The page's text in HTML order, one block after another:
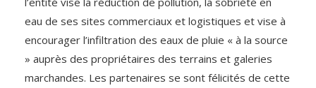
eau de ses sites commerciaux et logistiques et vise à
encourager l’infiltration des eaux de pluie « à la source
» auprès des propriétaires des terrains et galeries
marchandes. Les partenaires se sont félicités de cette